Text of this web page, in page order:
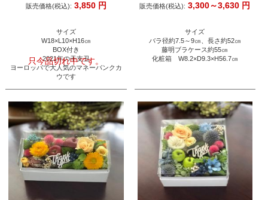
販売価格(税込): 3,850 円
サイズ
W18×L10×H16㎝
BOX付き
2021年の干支丑
ヨーロッパで大人気のマネーバンクカ
ウです
只今品切れ中です。
販売価格(税込): 3,300～3,630 円
サイズ
バラ径約7.5～9㎝、長さ約52㎝
藤明ブラケース約55㎝
化粧箱 W8.2×D9.3×H56.7㎝